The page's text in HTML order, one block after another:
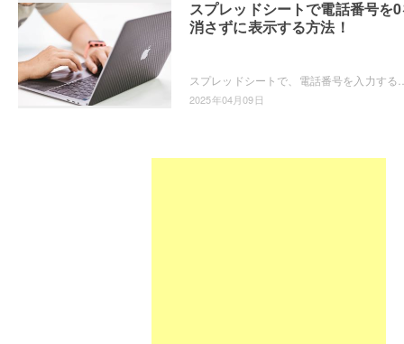
スプレッドシートで電話番号を
消さずに表示する方法！
2025年04月09日